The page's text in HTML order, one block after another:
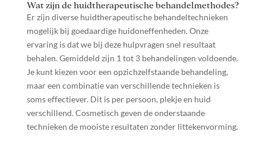
Wat zijn de huidtherapeutische behandelmethodes?
Er zijn diverse huidtherapeutische behandeltechnieken
mogelijk bij goedaardige huidoneffenheden. Onze
ervaring is dat we bij deze hulpvragen snel resultaat
behalen. Gemiddeld zijn 1 tot 3 behandelingen voldoende.
Je kunt kiezen voor een opzichzelfstaande behandeling,
maar een combinatie van verschillende technieken is
soms effectiever. Dit is per persoon, plekje en huid
verschillend. Cosmetisch geven de onderstaande
technieken de mooiste resultaten zonder littekenvorming.